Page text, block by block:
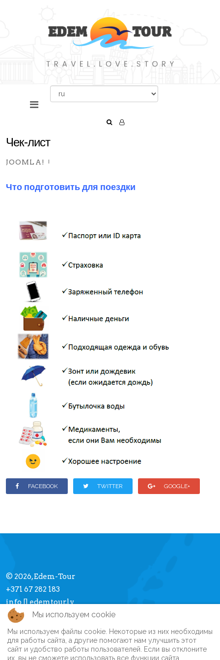
Чек-лист
JOOMLA!
Что подготовить для поездки
FACEBOOK TWITTER GOOGLE+
© 2026, Edem-Tour
+371 67 282 183
info [] edemtour.lv
Про Edem-Tour
Памятка туристу
Мы используем cookie
Мы используем файлы cookie. Некоторые из них необходимы
для работы сайта, а другие помогают нам улучшить этот
сайт и удобство работы пользователей. Если вы отклоните
их, вы не сможете использовать все функции сайта.